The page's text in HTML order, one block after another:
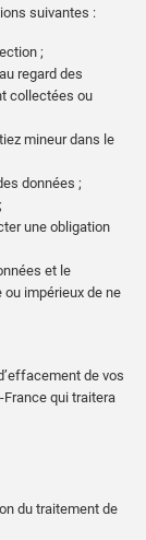
suivantes :
;
regard des
collectées ou
mineur dans le
données ;
une obligation
et le
ou impérieux de ne
de vos
qui traitera
du traitement de